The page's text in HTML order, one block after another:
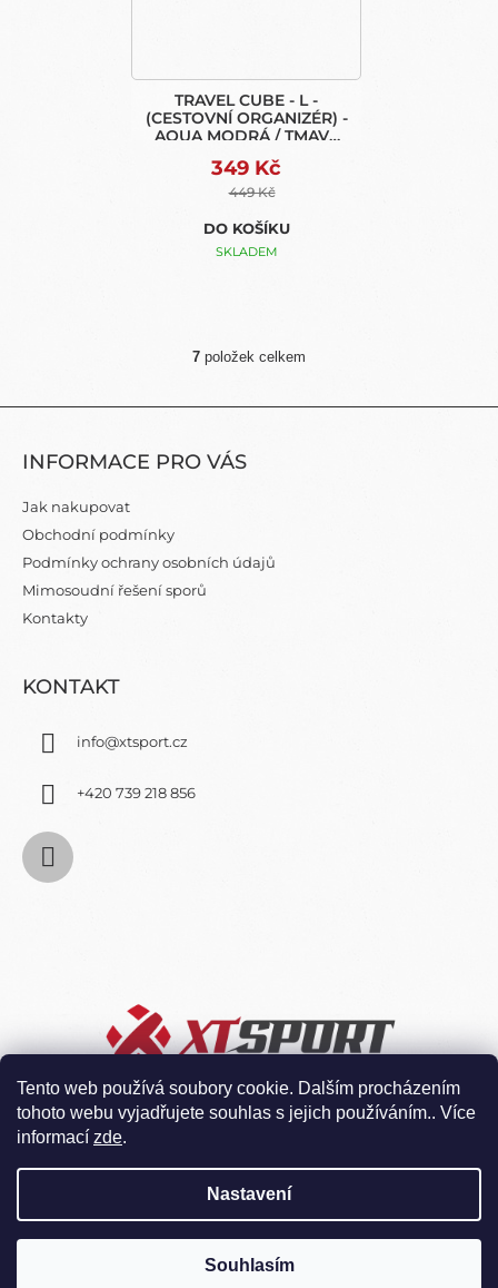
Tento web používá soubory cookie. Dalším procházením
tohoto webu vyjadřujete souhlas s jejich používáním.. Více
informací zde.
Nastavení
Souhlasím
TRAVEL CUBE - L -
(CESTOVNÍ ORGANIZÉR) -
AQUA MODRÁ / TMAVÁ
349 Kč
449 Kč
DO KOŠÍKU
SKLADEM
O
L
R
V
7 položek celkem
INFORMACE PRO VÁS
Jak nakupovat
Obchodní podmínky
Podmínky ochrany osobních údajů
Mimosoudní řešení sporů
Kontakty
KONTAKT
info@xtsport.cz
+420 739 218 856
Vytvořil Shoptet